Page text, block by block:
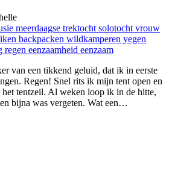
van een tikkend geluid, dat ik in eerste
Regen! Snel rits ik mijn tent open en
tentzeil. Al weken loop ik in de hitte,
bijna was vergeten. Wat een…